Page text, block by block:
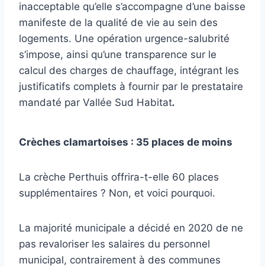
inacceptable qu’elle s’accompagne d’une baisse
manifeste de la qualité de vie au sein des
logements. Une opération urgence-salubrité
s’impose, ainsi qu’une transparence sur le
calcul des charges de chauffage, intégrant les
justificatifs complets à fournir par le prestataire
mandaté par Vallée Sud Habitat.
Crèches clamartoises : 35 places de moins
La crèche Perthuis offrira-t-elle 60 places
supplémentaires ? Non, et voici pourquoi.
La majorité municipale a décidé en 2020 de ne
pas revaloriser les salaires du personnel
municipal, contrairement à des communes